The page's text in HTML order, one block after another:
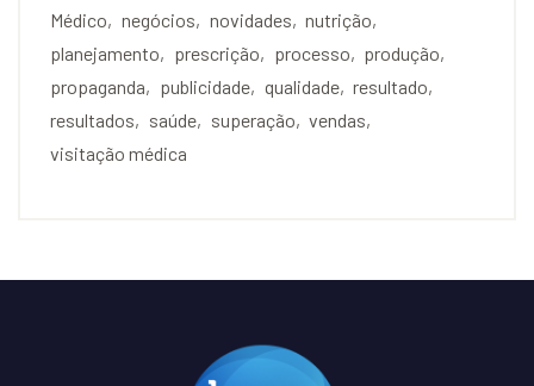
Médico
negócios novidades
nutrição
planejamento
prescrição processo
produção
propaganda
publicidade qualidade
resultado
resultados
saúde superação
vendas
visitação médica